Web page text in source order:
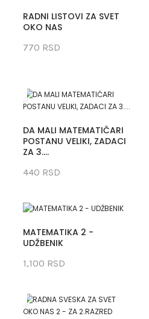
RADNI LISTOVI ZA SVET
OKO NAS
770 RSD
DA MALI MATEMATIČARI
POSTANU VELIKI, ZADACI
ZA 3....
440 RSD
MATEMATIKA 2 -
UDŽBENIK
1,100 RSD